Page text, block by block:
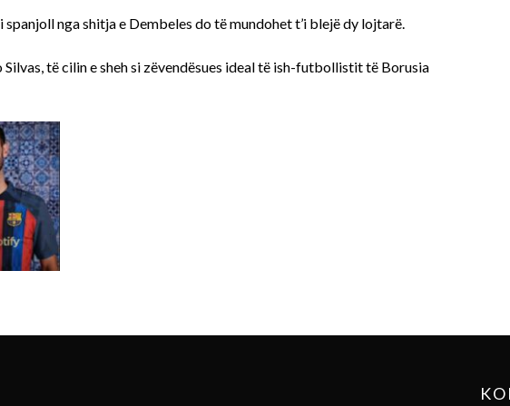
nga shitja e Dembeles do të mundohet t’i blejë dy lojtarë.
të cilin e sheh si zëvendësues ideal të ish-futbollistit të Borusia